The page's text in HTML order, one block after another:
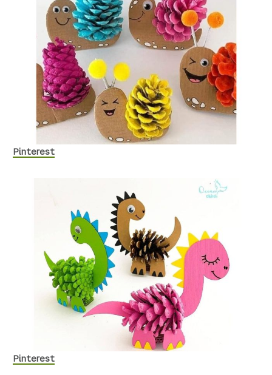
Pinterest
Pinterest